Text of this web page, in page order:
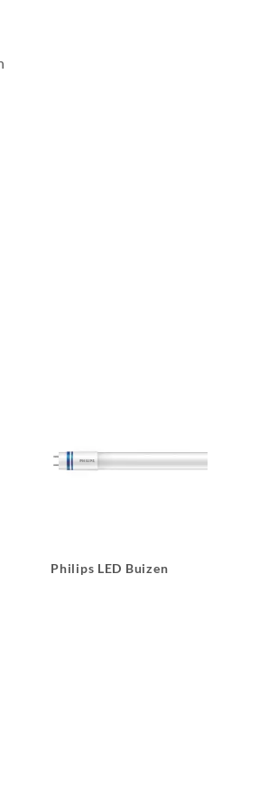
Philips LED Buizen